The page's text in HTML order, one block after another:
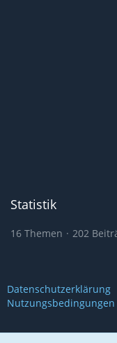
Statistik
16 Themen 202
Datenschutzerklärung
Nutzungsbedingungen